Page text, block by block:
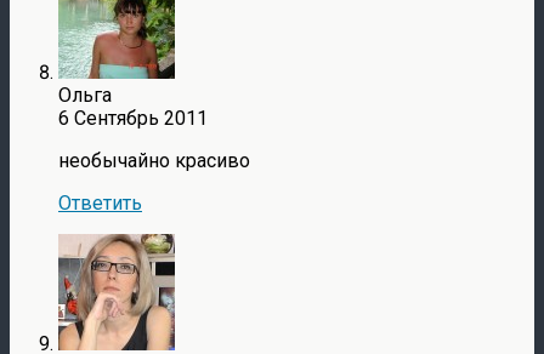
Ольга
6 Сентябрь 2011
необычайно красиво
Ответить